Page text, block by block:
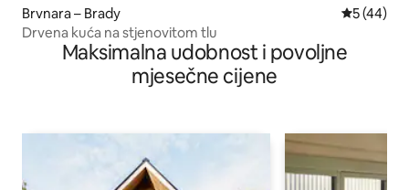
Brvnara – Brady Prosječna
5 (44)
Drvena kuća na stjenovitom tlu
Maksimalna udobnost i povoljne
mjesečne cijene